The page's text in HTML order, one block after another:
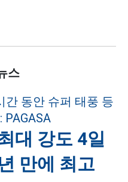
스
대 강도 4일
만에 최고